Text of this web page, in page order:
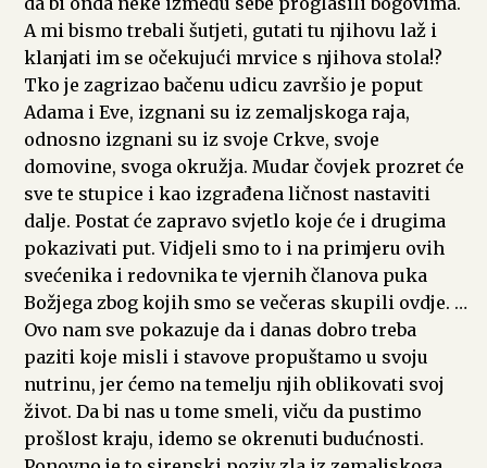
A mi bismo trebali šutjeti, gutati tu njihovu laž i
klanjati im se očekujući mrvice s njihova stola!?
Tko je zagrizao bačenu udicu završio je poput
Adama i Eve, izgnani su iz zemaljskoga raja,
odnosno izgnani su iz svoje Crkve, svoje
domovine, svoga okružja. Mudar čovjek prozret će
sve te stupice i kao izgrađena ličnost nastaviti
dalje. Postat će zapravo svjetlo koje će i drugima
pokazivati put. Vidjeli smo to i na primjeru ovih
svećenika i redovnika te vjernih članova puka
Božjega zbog kojih smo se večeras skupili ovdje. …
Ovo nam sve pokazuje da i danas dobro treba
paziti koje misli i stavove propuštamo u svoju
nutrinu, jer ćemo na temelju njih oblikovati svoj
život. Da bi nas u tome smeli, viču da pustimo
prošlost kraju, idemo se okrenuti budućnosti.